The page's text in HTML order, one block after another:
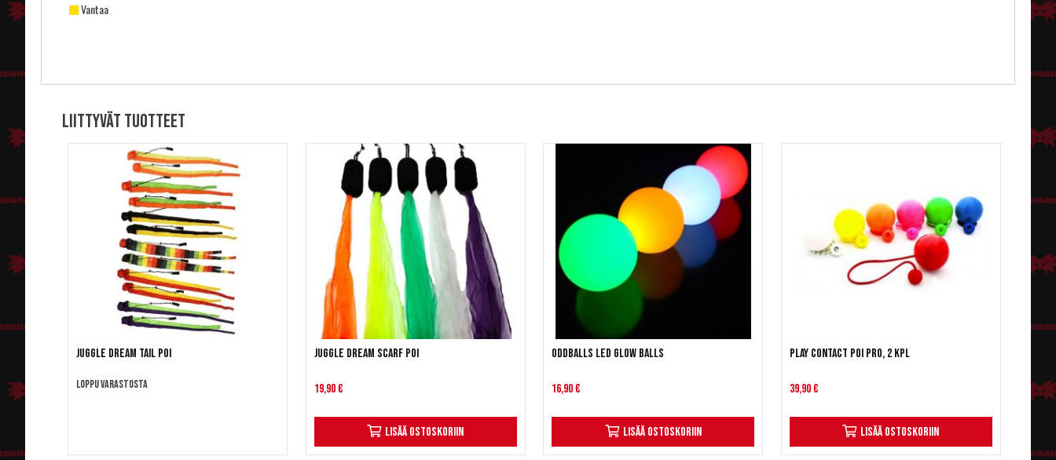
Vantaa
Liittyvät tuotteet
Juggle Dream Tail Poi
Loppu varastosta
Juggle Dream Scarf Poi
19,90 €
Lisää ostoskoriin
Oddballs LED Glow Balls
16,90 €
Lisää ostoskoriin
Play Contact Poi Pro, 2 kpl
39,90 €
Lisää ostoskoriin